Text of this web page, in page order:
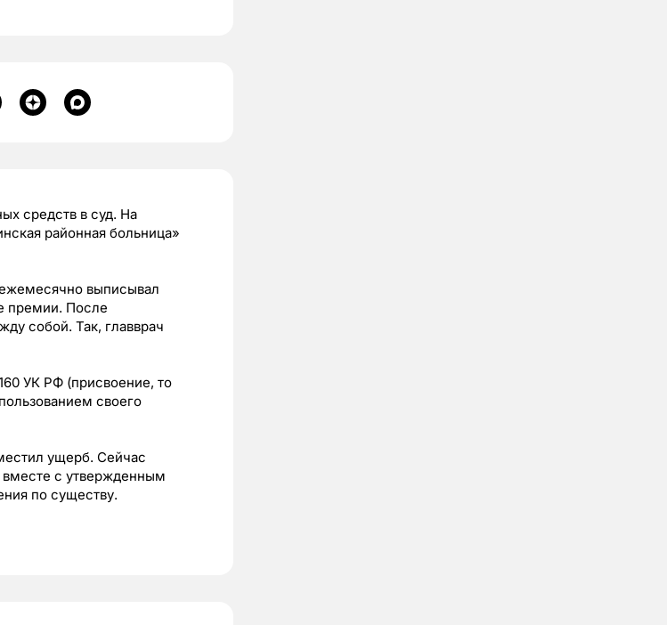
средств в суд. На
районная больница»
выписывал
премии. После
собой. Так, главврач
УК РФ (присвоение, то
своего
ущерб. Сейчас
вместе с утвержденным
по существу.